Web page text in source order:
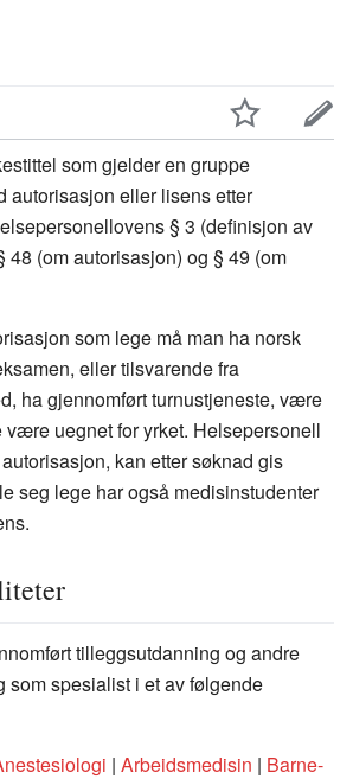
som gjelder en gruppe
autorisasjon eller lisens etter
§ 3 (definisjon av
48 (om autorisasjon) og § 49 (om
som lege må man ha norsk
eller tilsvarende fra
ha gjennomført turnustjeneste, være
være uegnet for yrket. Helsepersonell
kan etter søknad gis
seg lege har også medisinstudenter
tilleggsutdanning og andre
som spesialist i et av følgende
| Arbeidsmedisin | Barne-